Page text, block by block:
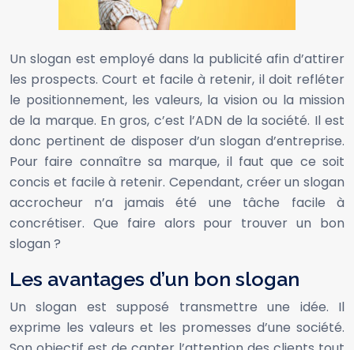
Un slogan est employé dans la publicité afin d’attirer
les prospects. Court et facile à retenir, il doit refléter
le positionnement, les valeurs, la vision ou la mission
de la marque. En gros, c’est l’ADN de la société. Il est
donc pertinent de disposer d’un slogan d’entreprise.
Pour faire connaître sa marque, il faut que ce soit
concis et facile à retenir. Cependant, créer un slogan
accrocheur n’a jamais été une tâche facile à
concrétiser. Que faire alors pour trouver un bon
slogan ?
Les avantages d’un bon slogan
Un slogan est supposé transmettre une idée. Il
exprime les valeurs et les promesses d’une société.